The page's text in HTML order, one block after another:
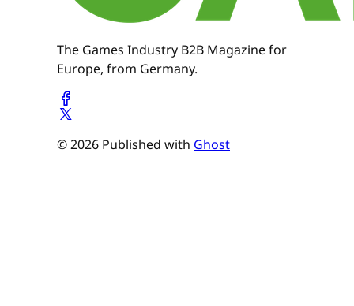
The Games Industry B2B Magazine for
Europe, from Germany.
© 2026 Published with Ghost